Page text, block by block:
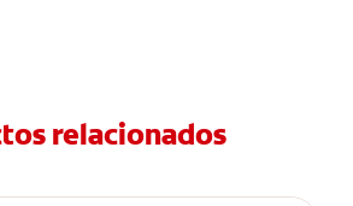
relacionados